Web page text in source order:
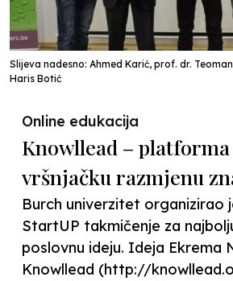
Slijeva nadesno: Ahmed Karić, prof. dr.
Haris Botić
Online edukacija
Knowllead – platforma
vršnjačku razmjenu
Burch univerzitet organizirao
StartUP takmičenje za
poslovnu ideju. Ideja Ekrema
Knowllead (http://